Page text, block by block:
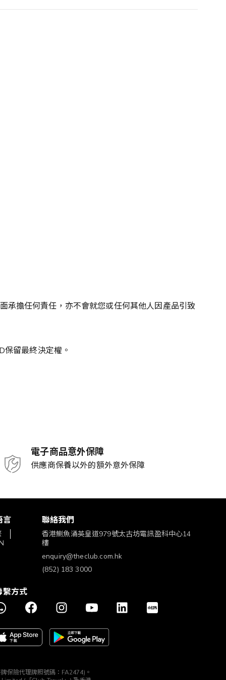
承擔任何責任，亦不會就您或任何其他人因產品引致
保留最終決定權。
電子商品意外保障
供應商保養以外的額外意外保障
言 聯絡我們
香港鰂魚涌英皇道979號太古坊電訊盈科中心14
樓
enquiry@theclub.com.hk
(852) 183 3000
繫方式
保險代理牌照號碼：FA2474)。